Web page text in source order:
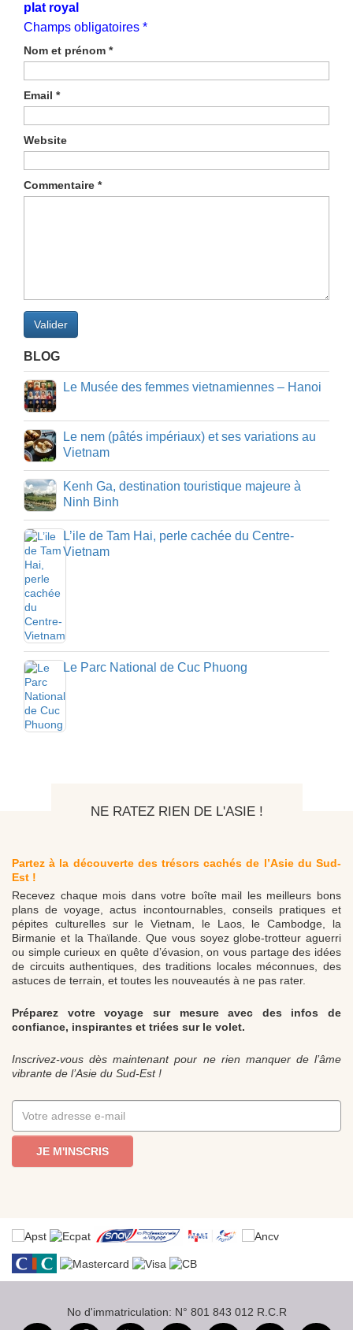
plat royal
Champs obligatoires *
Nom et prénom *
Email *
Website
Commentaire *
Valider
BLOG
Le Musée des femmes vietnamiennes – Hanoi
Le nem (pâtés impériaux) et ses variations au
Vietnam
Kenh Ga, destination touristique majeure à
Ninh Binh
L’ile de Tam Hai, perle cachée du Centre-
Vietnam
Le Parc National de Cuc Phuong
NE RATEZ RIEN DE L'ASIE !
Partez à la découverte des trésors cachés de l’Asie du Sud-
Est !
Recevez chaque mois dans votre boîte mail les meilleurs bons
plans de voyage, actus incontournables, conseils pratiques et
pépites culturelles sur le Vietnam, le Laos, le Cambodge, la
Birmanie et la Thaïlande. Que vous soyez globe-trotteur aguerri
ou simple curieux en quête d’évasion, on vous partage des idées
de circuits authentiques, des traditions locales méconnues, des
astuces de terrain, et toutes les nouveautés à ne pas rater.
Préparez votre voyage sur mesure avec des infos de
confiance, inspirantes et triées sur le volet.
Inscrivez-vous dès maintenant pour ne rien manquer de l’âme
vibrante de l’Asie du Sud-Est !
JE M'INSCRIS
No d'immatriculation: N° 801 843 012 R.C.R